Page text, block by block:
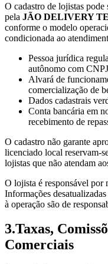
O cadastro de lojistas pode
pela JÃO DELIVERY
conforme o modelo
condicionada ao
Pessoa jurídica
autônomo com
Alvará de
comercialização de
Dados cadastrais
Conta bancária em
recebimento de
O cadastro não garante
licenciado local reservam-
lojistas que não atendam
O lojista é responsável por
Informações
à operação são de
3.Taxas,
Comerciais